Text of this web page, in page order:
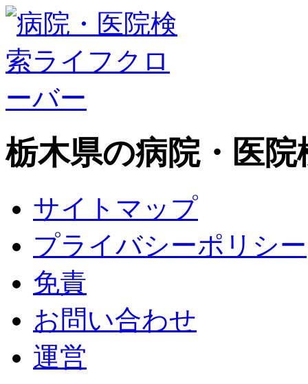
栃木県の病院・医
サイトマップ
プライバシーポリシー
免責
お問い合わせ
運営